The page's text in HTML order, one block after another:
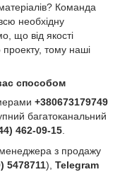
Команда
необхідну
що від якості
проекту, тому наші
способом
+380673179749
багатоканальний
462-09-15.
з продажу
5478711), Telegram